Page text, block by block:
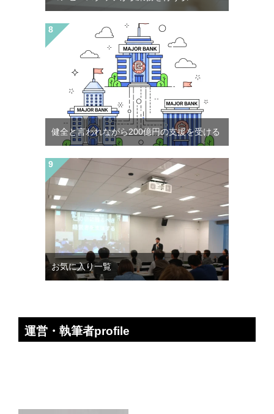
健全と言われながら200億円の支援を受ける
お気に入り一覧
運営・執筆者profile